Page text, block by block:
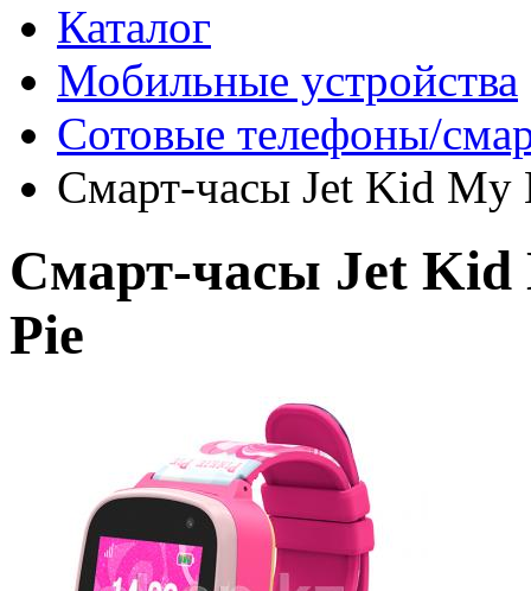
Каталог
Мобильные устройства
Сотовые телефоны/
Смарт-часы Jet Kid My
Смарт-часы Jet Kid
Pie